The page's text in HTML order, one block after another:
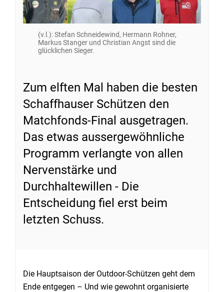
(v.l.): Stefan Schneidewind, Hermann Rohner,
Markus Stanger und Christian Angst sind die
glücklichen Sieger.
Zum elften Mal haben die besten
Schaffhauser Schützen den
Matchfonds-Final ausgetragen.
Das etwas aussergewöhnliche
Programm verlangte von allen
Nervenstärke und
Durchhaltewillen - Die
Entscheidung fiel erst beim
letzten Schuss.
Die Hauptsaison der Outdoor-Schützen geht dem
Ende entgegen – Und wie gewohnt organisierte